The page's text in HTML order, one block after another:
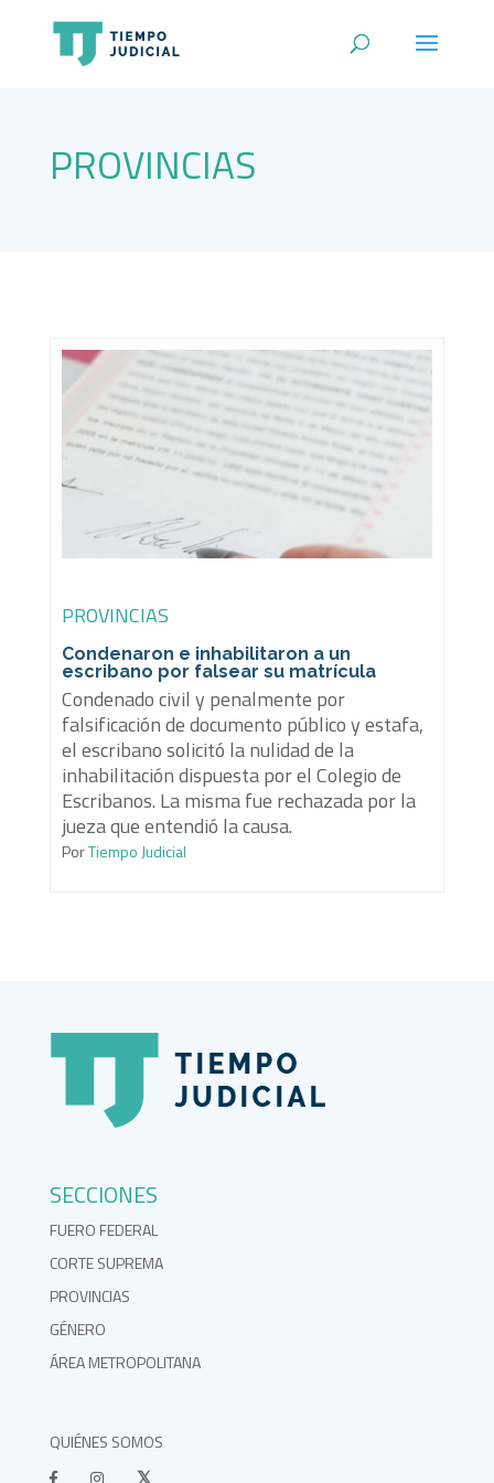
PROVINCIAS
PROVINCIAS
Condenaron e inhabilitaron a un
escribano por falsear su matrícula
Condenado civil y penalmente por
falsificación de documento público y estafa,
el escribano solicitó la nulidad de la
inhabilitación dispuesta por el Colegio de
Escribanos. La misma fue rechazada por la
jueza que entendió la causa.
PorTiempo Judicial
SECCIONES
FUERO FEDERAL
CORTE SUPREMA
PROVINCIAS
GÉNERO
ÁREA METROPOLITANA
QUIÉNES SOMOS